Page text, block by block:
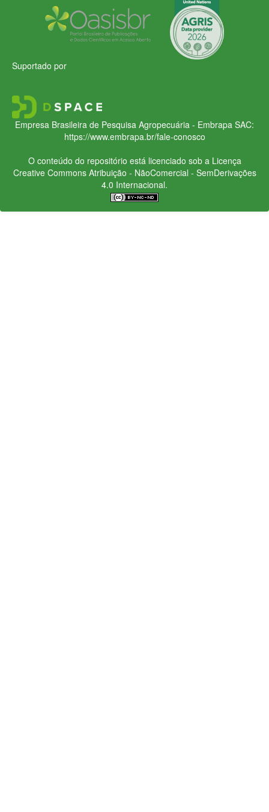
Suportado por
Empresa Brasileira de Pesquisa Agropecuária - Embrapa SAC:
https://www.embrapa.br/fale-conosco
O conteúdo do repositório está licenciado sob a Licença
Creative CommonsAtribuição - NãoComercial - SemDerivações
4.0 Internacional.